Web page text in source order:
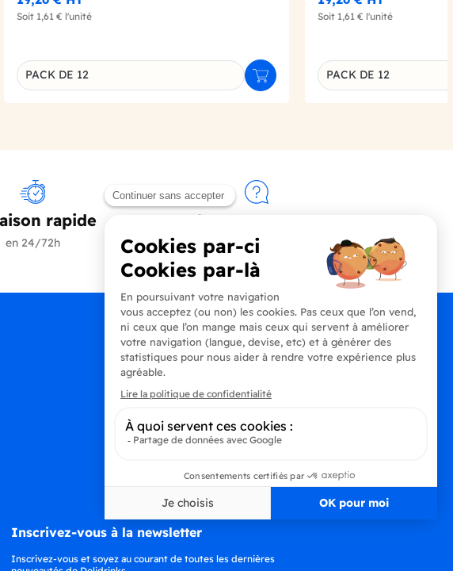
panier
Soit 1,61 € l'unité
Déclinaison du produit
PACK DE 12 Ajouter au panier
Soit 1,61 € l'unité
Déclinaison du produit
PACK DE 12
rapide
en 24/72h
Contactez-nous
+33 (0)4 90 91 20 80
Inscrivez-vous à la newsletter
Inscrivez-vous et soyez au courant de toutes les dernières